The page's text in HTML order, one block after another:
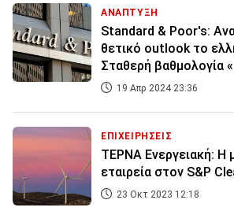
ΑΝΑΠΤΥΞΗ
Standard & Poor's:
θετικό outlook το
Σταθερή βαθμολογία
19 Απρ 2024 23:36
ΕΠΙΧΕΙΡΗΣΕΙΣ
ΤΕΡΝΑ Ενεργειακή: Η
εταιρεία στον S&P
23 Οκτ 2023 12:18